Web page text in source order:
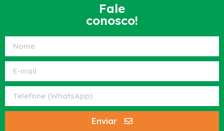
Fale
conosco!
Enviar